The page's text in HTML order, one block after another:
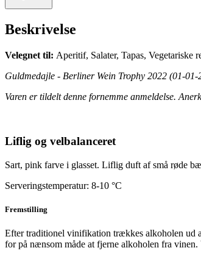
Beskrivelse
Velegnet til: Aperitif, Salater, Tapas, Vegetariske
Guldmedajle - Berliner Wein Trophy 2022 (01-01-
Varen er tildelt denne fornemme anmeldelse.
Liflig og velbalanceret
Sart, pink farve i glasset. Liflig duft af små røde
Serveringstemperatur: 8-10 °C
Fremstilling
Efter traditionel vinifikation trækkes alkoholen ud
for på nænsom måde at fjerne alkoholen fra vinen.